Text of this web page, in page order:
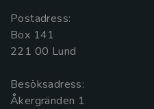
Postadress:
Box 141
221 00 Lund
Besöksadress:
Åkergränden 1